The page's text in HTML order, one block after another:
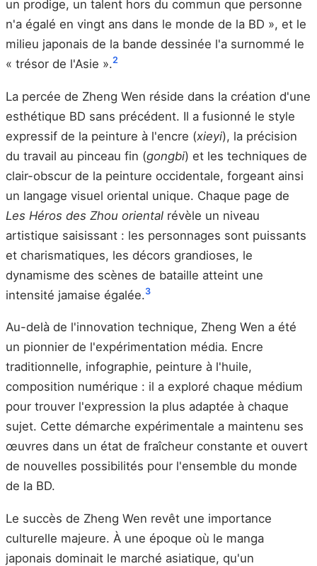
un prodige, un talent hors du commun que personne
n'a égalé en vingt ans dans le monde de la BD », et le
milieu japonais de la bande dessinée l'a surnommé le
« trésor de l'Asie ».2
La percée de Zheng Wen réside dans la création d'une
esthétique BD sans précédent. Il a fusionné le style
expressif de la peinture à l'encre (xieyi), la précision
du travail au pinceau fin (gongbi) et les techniques de
clair-obscur de la peinture occidentale, forgeant ainsi
un langage visuel oriental unique. Chaque page de
Les Héros des Zhou oriental révèle un niveau
artistique saisissant : les personnages sont puissants
et charismatiques, les décors grandioses, le
dynamisme des scènes de bataille atteint une
intensité jamaise égalée.3
Au-delà de l'innovation technique, Zheng Wen a été
un pionnier de l'expérimentation média. Encre
traditionnelle, infographie, peinture à l'huile,
composition numérique : il a exploré chaque médium
pour trouver l'expression la plus adaptée à chaque
sujet. Cette démarche expérimentale a maintenu ses
œuvres dans un état de fraîcheur constante et ouvert
de nouvelles possibilités pour l'ensemble du monde
de la BD.
Le succès de Zheng Wen revêt une importance
culturelle majeure. À une époque où le manga
japonais dominait le marché asiatique, qu'un